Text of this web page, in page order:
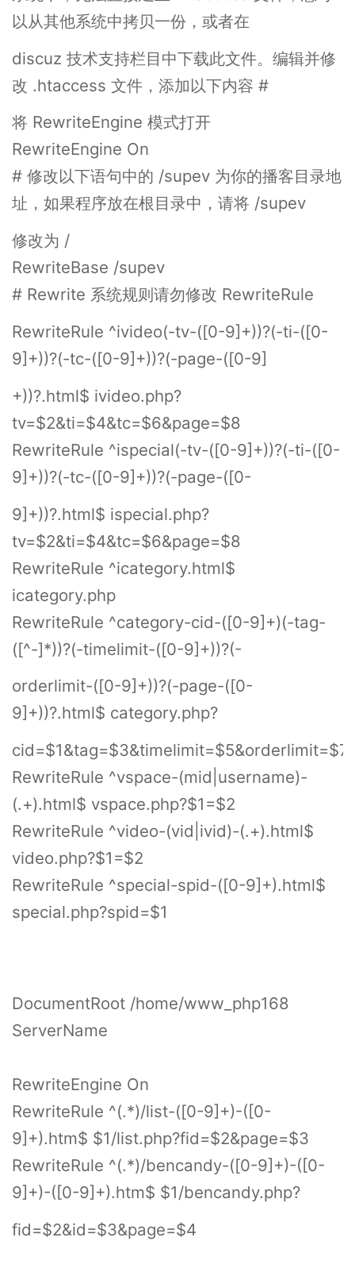
以从其他系统中拷贝一份，或者在
discuz 技术支持栏目中下载此文件。编辑并修
改 .htaccess 文件，添加以下内容 #
将 RewriteEngine 模式打开
RewriteEngine On
# 修改以下语句中的 /supev 为你的播客目录地
址，如果程序放在根目录中，请将 /supev
修改为 /
RewriteBase /supev
# Rewrite 系统规则请勿修改 RewriteRule
RewriteRule ^ivideo(-tv-([0-9]+))?(-ti-([0-
9]+))?(-tc-([0-9]+))?(-page-([0-9]
+))?.html$ ivideo.php?
tv=$2&ti=$4&tc=$6&page=$8
RewriteRule ^ispecial(-tv-([0-9]+))?(-ti-([0-
9]+))?(-tc-([0-9]+))?(-page-([0-
9]+))?.html$ ispecial.php?
tv=$2&ti=$4&tc=$6&page=$8
RewriteRule ^icategory.html$
icategory.php
RewriteRule ^category-cid-([0-9]+)(-tag-
([^-]*))?(-timelimit-([0-9]+))?(-
orderlimit-([0-9]+))?(-page-([0-
9]+))?.html$ category.php?
RewriteRule ^vspace-(mid|username)-
(.+).html$ vspace.php?$1=$2
RewriteRule ^video-(vid|ivid)-(.+).html$
video.php?$1=$2
RewriteRule ^special-spid-([0-9]+).html$
special.php?spid=$1
DocumentRoot /home/www_php168
ServerName
RewriteEngine On
RewriteRule ^(.*)/list-([0-9]+)-([0-
9]+).htm$ $1/list.php?fid=$2&page=$3
RewriteRule ^(.*)/bencandy-([0-9]+)-([0-
9]+)-([0-9]+).htm$ $1/bencandy.php?
fid=$2&id=$3&page=$4